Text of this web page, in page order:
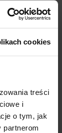
cookies
treści
i
o tym, jak
partnerom